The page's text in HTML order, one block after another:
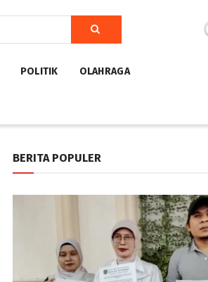
POLITIK OLAHRAGA
BERITA POPULER